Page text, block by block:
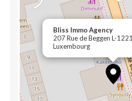
Bliss Immo Agency
207 Rue de Beggen L-1221
Luxembourg